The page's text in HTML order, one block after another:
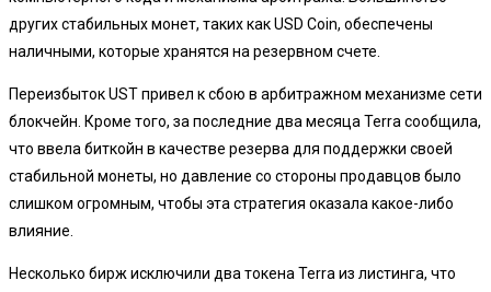
других стабильных монет, таких как USD Coin, обеспечены
наличными, которые хранятся на резервном счете.
Переизбыток UST привел к сбою в арбитражном механизме сети
блокчейн. Кроме того, за последние два месяца Terra сообщила,
что ввела биткойн в качестве резерва для поддержки своей
стабильной монеты, но давление со стороны продавцов было
слишком огромным, чтобы эта стратегия оказала какое-либо
влияние.
Несколько бирж исключили два токена Terra из листинга, что